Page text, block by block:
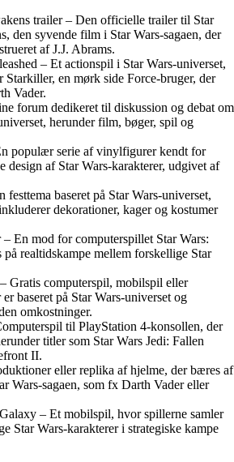
trailer – Den officielle trailer til Star
den syvende film i Star Wars-sagaen, der
af J.J. Abrams.
– Et actionspil i Star Wars-universet,
en mørk side Force-bruger, der
Vader.
forum dedikeret til diskussion og debat om
herunder film, bøger, spil og
populær serie af vinylfigurer kendt for
design af Star Wars-karakterer, udgivet af
festtema baseret på Star Wars-universet,
dekorationer, kager og kostumer
En mod for computerspillet Star Wars:
realtidskampe mellem forskellige Star
Gratis computerspil, mobilspil eller
baseret på Star Wars-universet og
omkostninger.
til PlayStation 4-konsollen, der
titler som Star Wars Jedi: Fallen
II.
eller replika af hjelme, der bæres af
Wars-sagaen, som fx Darth Vader eller
– Et mobilspil, hvor spillerne samler
Star Wars-karakterer i strategiske kampe